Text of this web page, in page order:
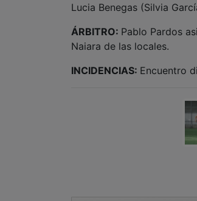
Lucia Benegas (Silvia
ÁRBITRO: Pablo Pardos
Naiara de las locales.
INCIDENCIAS: Encuentro